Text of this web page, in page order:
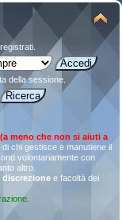
registrati.
della sessione.
(a meno che non si aiuti a
chi gestisce e manutiene il
volontariamente con
altro.
discrezionee facoltà dei